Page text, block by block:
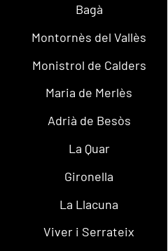
Bagà
Montornès del Vallès
Monistrol de Calders
Maria de Merlès
Adrià de Besòs
La Quar
Gironella
La Llacuna
Viver i Serrateix